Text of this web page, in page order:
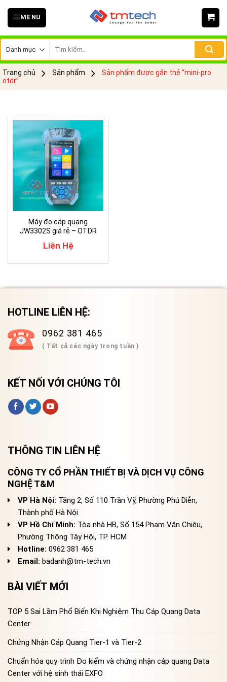
Skip
MENU
kiếm:
Trang chủ Sản phẩm
Sản phẩm được gắn thẻ “mini-pro
otdr”
Máy đo cáp quang
JW3302S giá rẻ – OTDR
Liên Hệ
HOTLINE LIÊN HỆ:
0962 381 465
( Tất cả các ngày trong tuần )
KẾT NỐI VỚI CHÚNG TÔI
THÔNG TIN LIÊN HỆ
CÔNG TY CỔ PHẦN THIẾT BỊ VÀ DỊCH VỤ CÔNG
NGHỆ T&M
VP Hà Nội: Tầng 2, Số 110 Trần Vỹ, Phường Phú Diễn,
Thành phố Hà Nội
VP Hồ Chí Minh: Tòa nhà HB, Số 154 Phạm Văn Chiêu,
Phường Thông Tây Hội, TP. HCM
Hotline: 0962 381 465
Email: badanh@tm-tech.vn
BÀI VIẾT MỚI
TOP 5 Sai Lầm Phổ Biến Khi Nghiệm Thu Cáp Quang Data
Center
Chứng Nhận Cáp Quang Tier-1 và Tier-2
Chuẩn hóa quy trình Đo kiểm và chứng nhận cáp quang Data
Center với hệ sinh thái EXFO